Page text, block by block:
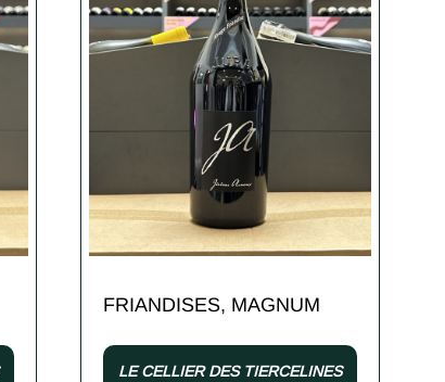
FRIANDISES, MAGNUM
LE CELLIER DES TIERCELINES